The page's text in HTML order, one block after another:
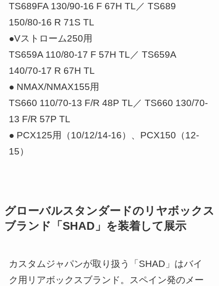
TS689FA 130/90-16 F 67H TL／ TS689
150/80-16 R 71S TL
●Vストローム250用
TS659A 110/80-17 F 57H TL／ TS659A
140/70-17 R 67H TL
● NMAX/NMAX155用
TS660 110/70-13 F/R 48P TL／ TS660 130/70-
13 F/R 57P TL
● PCX125用（10/12/14-16）、PCX150（12-
15）
グローバルスタンダードのリヤボックス
ブランド「SHAD」を装着して展示
カスタムジャパンが取り扱う「SHAD」はバイ
ク用リアボックスブランド。スペイン発のメー